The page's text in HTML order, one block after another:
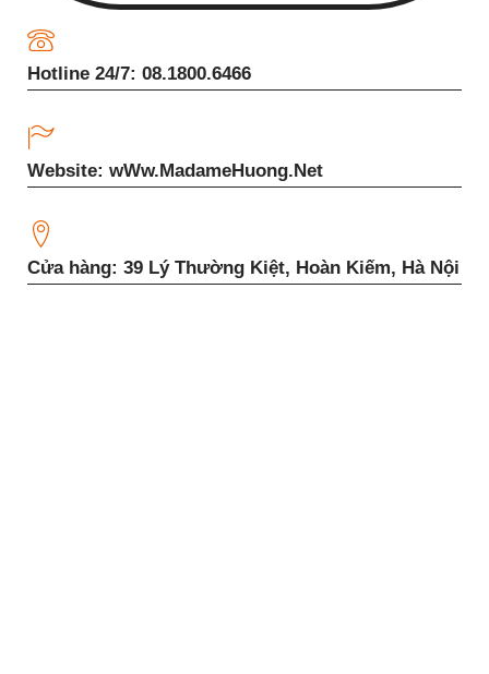
Hotline 24/7: 08.1800.6466
Website: wWw.MadameHuong.Net
Cửa hàng: 39 Lý Thường Kiệt, Hoàn Kiếm, Hà Nội